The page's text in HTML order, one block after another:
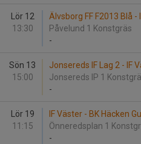
Lör 12
13:30
Älvsborg FF F2013 Blå -
Påvelund 1 Konstgräs
-
Sön 13
15:00
Jonsereds IF Lag 2 - IF
Jonsereds IP 1
-
Lör 19
11:15
IF Väster - BK Häcken Gul
Önneredsplan 1
-